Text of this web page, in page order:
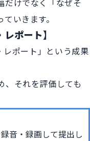
だけでなく「なぜそ
いきます。
ポート】
ポート」という成果
、それを評価しても
音・録画して提出し